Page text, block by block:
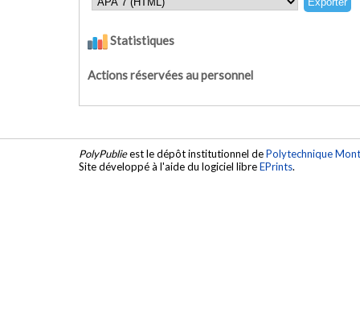
Statistiques
Actions réservées au personnel
PolyPublieest le dépôt institutionnel dePolytechnique
Site développé à l'aide du logiciel libreEPrints.